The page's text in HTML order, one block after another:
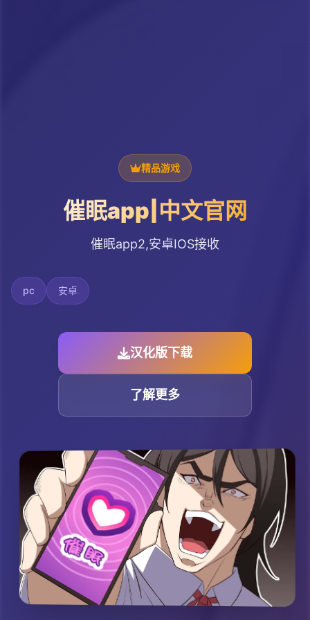
精品游戏
催眠app|中文官网
催眠app2,安卓IOS接收
pc 安卓
汉化版下载
了解更多